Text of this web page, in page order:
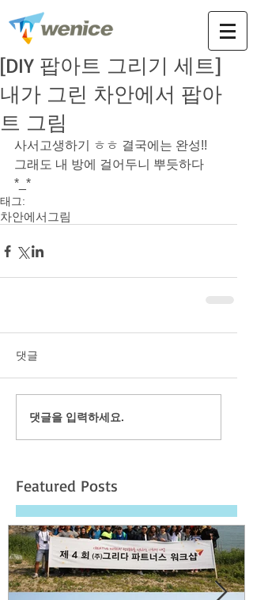
[DIY 팝아트 그리기 세트]
내가 그린 차안에서 팝아
트 그림
사서고생하기 ㅎㅎ 결국에는 완성!!
그래도 내 방에 걸어두니 뿌듯하다
*_*
태그:
차안에서 그림
댓글
댓글을 입력하세요.
Featured Posts